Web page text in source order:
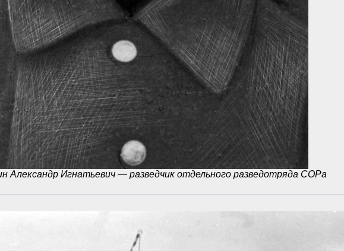
Александр Игнатьевич — разведчик отдельного разведотряда СОРа